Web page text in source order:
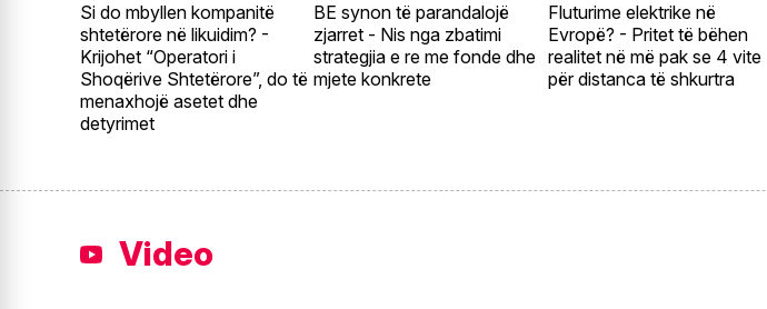
Si do mbyllen kompanitë
shtetërore në likuidim? -
Krijohet “Operatori i
Shoqërive Shtetërore”, do të
menaxhojë asetet dhe
detyrimet
BE synon të parandalojë
zjarret - Nis nga zbatimi
strategjia e re me fonde dhe
mjete konkrete
Fluturime elektrike në
Evropë? - Pritet të bëhen
realitet në më pak se 4 vite
për distanca të shkurtra
Video